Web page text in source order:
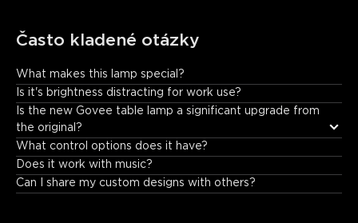
Často kladené otázky
What makes this lamp special?
It offers: • Incredible color and lighting effects. • Fun music
synchronization. • Unique visual displays that create an
Is it's brightness distracting for work use?
Is the new Govee table lamp a significant upgrade from
the original?
What control options does it have?
Does it work with music?
Can I share my custom designs with others?